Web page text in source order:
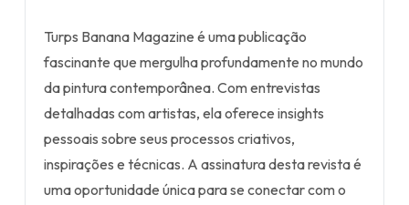
Turps Banana Magazine é uma publicação
fascinante que mergulha profundamente no mundo
da pintura contemporânea. Com entrevistas
detalhadas com artistas, ela oferece insights
pessoais sobre seus processos criativos,
inspirações e técnicas. A assinatura desta revista é
uma oportunidade única para se conectar com o